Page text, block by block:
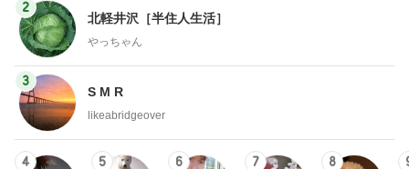
2
北軽井沢［半住人生活］
やっちゃん
3
S M R
likeabridgeover
4 5 6 7 8